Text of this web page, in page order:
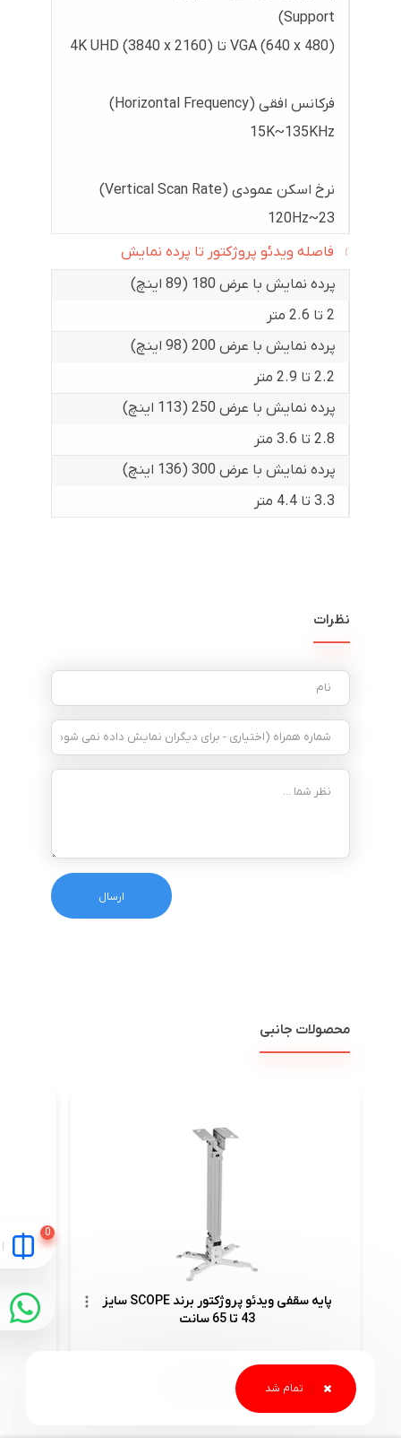
Support)
VGA (640 x 480) تا 4K UHD (3840 x 2160)
فرکانس افقی (Horizontal Frequency)
15K~135KHz
نرخ اسکن عمودی (Vertical Scan Rate)
23~120Hz
فاصله ویدئو پروژکتور تا پرده نمایش
پرده نمایش با عرض 180 (89 اینچ)
2 تا 2.6 متر
پرده نمایش با عرض 200 (98 اینچ)
2.2 تا 2.9 متر
پرده نمایش با عرض 250 (113 اینچ)
2.8 تا 3.6 متر
پرده نمایش با عرض 300 (136 اینچ)
3.3 تا 4.4 متر
نظرات
محصولات جانبی
پایه سقفی ویدئو پروژکتور برند SCOPE سایز
43 تا 65 سانت
1,800,000